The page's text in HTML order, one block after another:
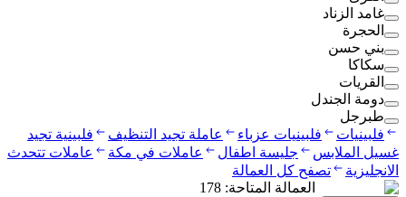
غامد الزناد
الحجرة
بني حسن
سكاكا
القريات
دومة الجندل
طبرجل
فلبينيات
فلبينيات عزباء عاملة تجيد التنظيف
فلبينية تجيد
غسيل الملابس
جليسة اطفال عاملات في مكة
عاملات تتحدث
الانجليزية
تصفح كل العمالة
العمالة المتاحة:
178